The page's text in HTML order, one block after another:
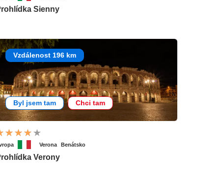
Sienny
Vzdálenost 196 km
Byl jsem tam Chci tam
Verona Benátsko
Verony